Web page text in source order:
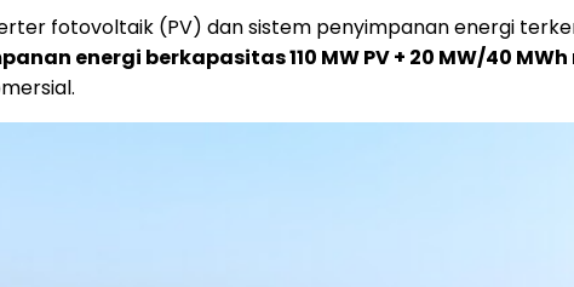
fotovoltaik (PV) dan sistem penyimpanan energi
energi berkapasitas 110 MW PV + 20 MW/40